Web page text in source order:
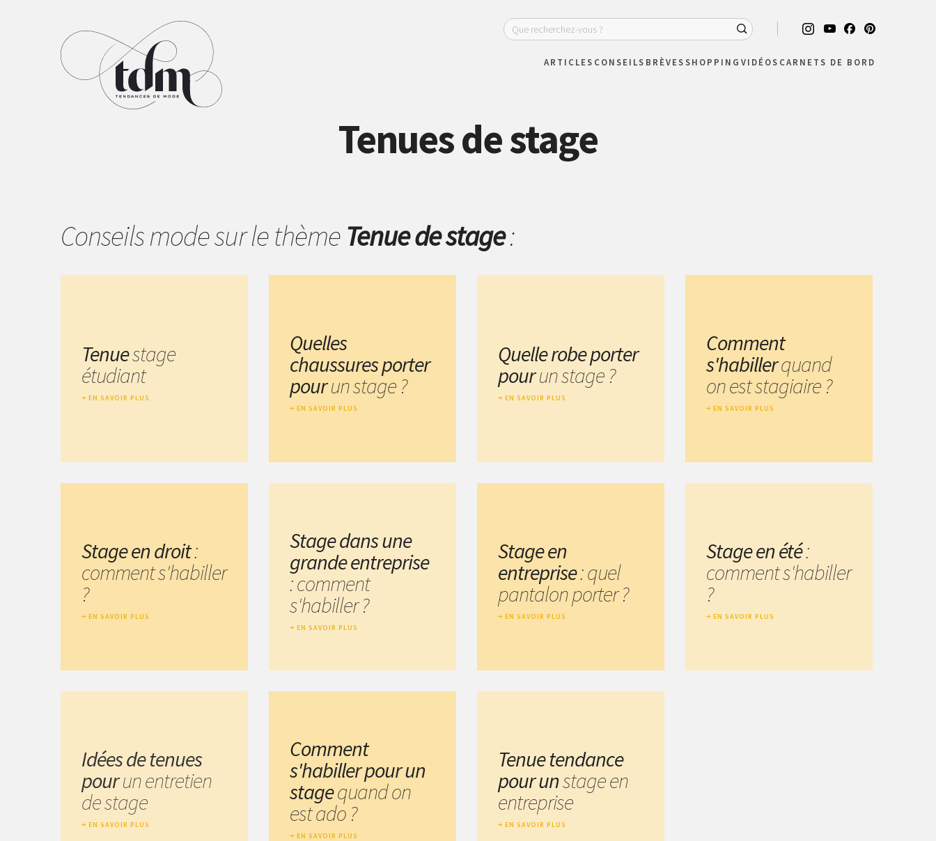
ARTICLES CONSEILS BRÈVESSHOPPING VIDÉOS CARNETS DE BORD
Tenues de stage
Conseils mode sur le thème Tenue de stage:
Tenuestage
étudiant
EN SAVOIR PLUS
Quelles
chaussures porter
pourun stage ?
EN SAVOIR PLUS
Quelle robe porter
pourun stage ?
EN SAVOIR PLUS
Comment
s'habillerquand
on est stagiaire ?
EN SAVOIR PLUS
Stage en droit:
comment s'habiller
?
EN SAVOIR PLUS
Stage dans une
grande entreprise
: comment
s'habiller ?
EN SAVOIR PLUS
Stage en
entreprise: quel
pantalon porter ?
EN SAVOIR PLUS
Stage en été:
comment s'habiller
?
EN SAVOIR PLUS
Idées de tenues
pourun entretien
de stage
EN SAVOIR PLUS
Comment
s'habiller pour un
stagequand on
est ado ?
EN SAVOIR PLUS
Tenue tendance
pour unstage en
entreprise
EN SAVOIR PLUS